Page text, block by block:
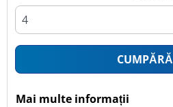
CUMPĂRĂ
Mai multe informații